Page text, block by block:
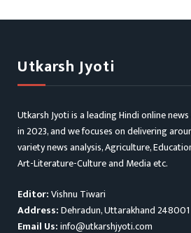
Utkarsh Jyoti
Utkarsh Jyoti is a leading Hindi online
in 2023, and we focuses on delivering
variety news analysis, Agriculture,
Art-Literature-Culture and Media etc.
Editor:Vishnu Tiwari
Address:Dehradun, Uttarakhand 248001
Email Us:info@utkarshjyoti.com